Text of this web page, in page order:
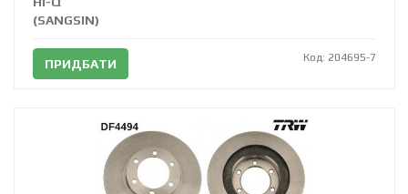
(SANGSIN)
ПРИДБАТИ Код: 204695-7